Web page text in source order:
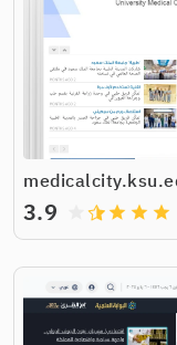
grade
grade
grade
3.9